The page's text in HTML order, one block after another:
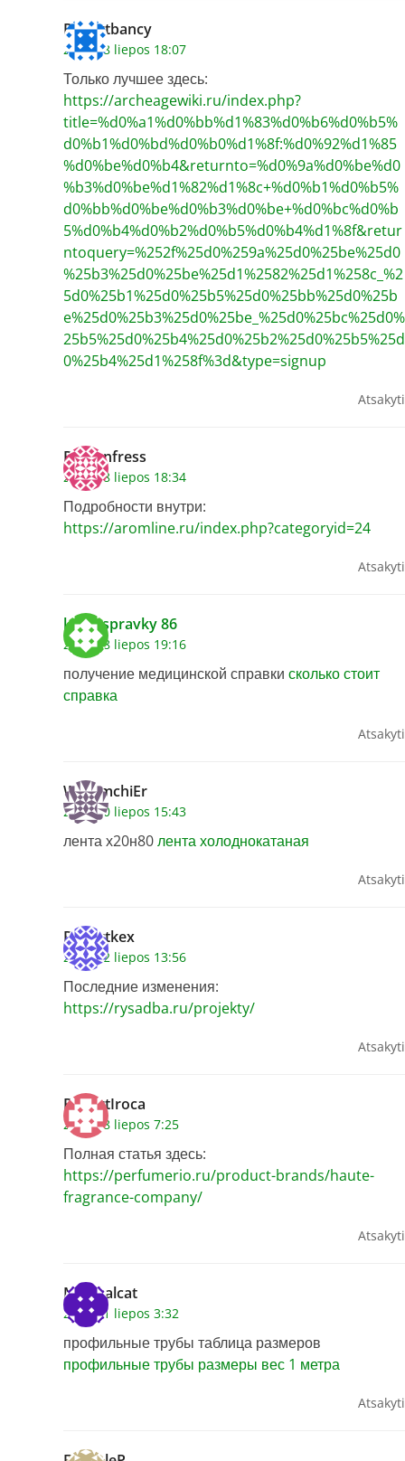
Robertbancy
2026 18 liepos 18:07
Только лучшее здесь:
https://archeagewiki.ru/index.php?
title=%d0%a1%d0%bb%d1%83%d0%b6%d0%b5%
d0%b1%d0%bd%d0%b0%d1%8f:%d0%92%d1%85
%d0%be%d0%b4&returnto=%d0%9a%d0%be%d0
%b3%d0%be%d1%82%d1%8c+%d0%b1%d0%b5%
d0%bb%d0%be%d0%b3%d0%be+%d0%bc%d0%b
5%d0%b4%d0%b2%d0%b5%d0%b4%d1%8f&retur
ntoquery=%252f%25d0%259a%25d0%25be%25d0
%25b3%25d0%25be%25d1%2582%25d1%258c_%2
5d0%25b1%25d0%25b5%25d0%25bb%25d0%25b
e%25d0%25b3%25d0%25be_%25d0%25bc%25d0%
25b5%25d0%25b4%25d0%25b2%25d0%25b5%25d
0%25b4%25d1%258f%3d&type=signup
Atsakyti
Romanfress
2026 18 liepos 18:34
Подробности внутри:
https://aromline.ru/index.php?categoryid=24
Atsakyti
kupit spravky 86
2026 18 liepos 19:16
получение медицинской справки сколько стоит
справка
Atsakyti
WilliamchiEr
2026 20 liepos 15:43
лента х20н80лента холоднокатаная
Atsakyti
Robertkex
2026 22 liepos 13:56
Последние изменения:
https://rysadba.ru/projekty/
Atsakyti
RobertIroca
2026 28 liepos 7:25
Полная статья здесь:
https://perfumerio.ru/product-brands/haute-
fragrance-company/
Atsakyti
Michealcat
2026 31 liepos 3:32
профильные трубы таблица размеров
профильные трубы размеры вес 1 метра
Atsakyti